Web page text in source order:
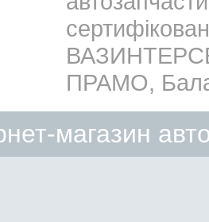
ПРАМО,
магазин